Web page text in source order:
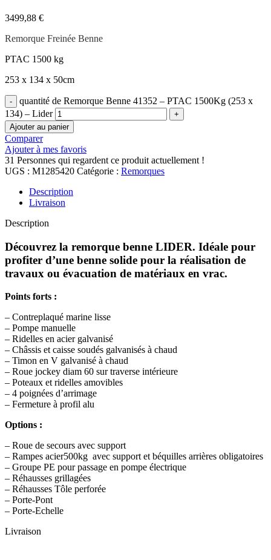
3499,88 €
Remorque Freinée Benne
PTAC 1500 kg
253 x 134 x 50cm
quantité de Remorque Benne 41352 – PTAC 1500Kg (253 x
134) – Lider
Ajouter au panier
Comparer
Ajouter à mes favoris
31 Personnes qui regardent ce produit actuellement !
UGS : M1285420 Catégorie : Remorques
Description
Livraison
Description
Découvrez la remorque benne LIDER. Idéale pour
profiter d’une benne solide pour la réalisation de
travaux ou évacuation de matériaux en vrac.
Points forts :
– Contreplaqué marine lisse
– Pompe manuelle
– Ridelles en acier galvanisé
– Châssis et caisse soudés galvanisés à chaud
– Timon en V galvanisé à chaud
– Roue jockey diam 60 sur traverse intérieure
– Poteaux et ridelles amovibles
– 4 poignées d’arrimage
– Fermeture à profil alu
Options :
– Roue de secours avec support
– Rampes acier500kg avec support et béquilles arrières obligatoires
– Groupe PE pour passage en pompe électrique
– Réhausses grillagées
– Réhausses Tôle perforée
– Porte-Pont
– Porte-Echelle
Livraison